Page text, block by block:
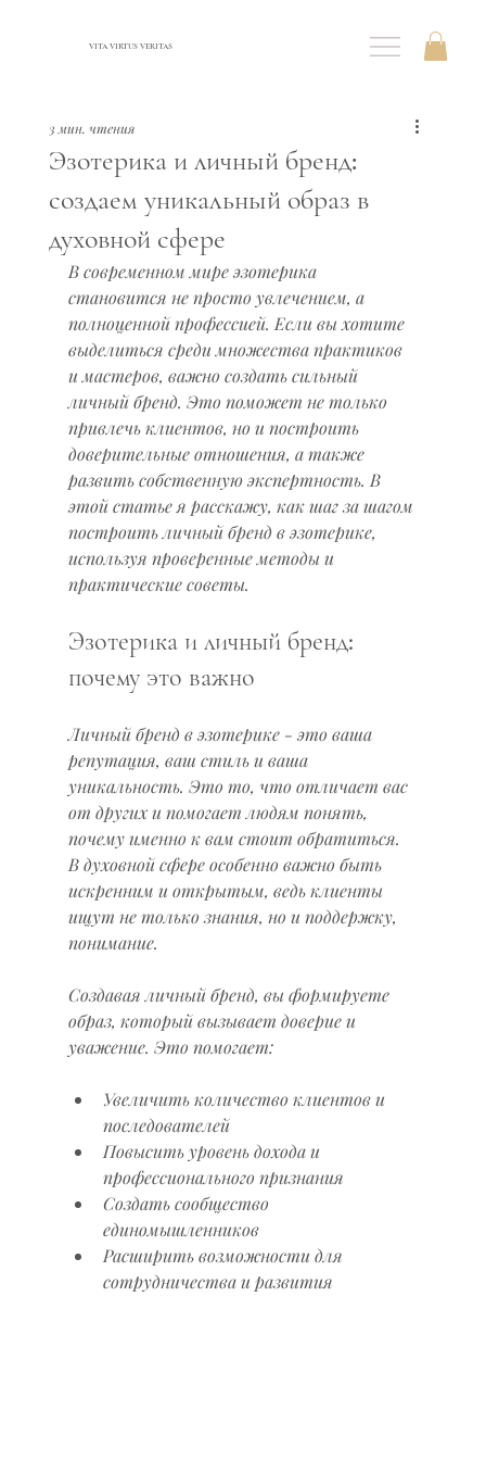
VITA VIRTUS VERITAS
Эзотерика и личный бренд:
создаем уникальный образ в
духовной сфере
3 мин. чтения
В современном мире эзотерика
становится не просто увлечением, а
полноценной профессией. Если вы хотите
выделиться среди множества практиков
и мастеров, важно создать сильный
личный бренд. Это поможет не только
привлечь клиентов, но и построить
доверительные отношения, а также
развить собственную экспертность. В
этой статье я расскажу, как шаг за шагом
построить личный бренд в эзотерике,
используя проверенные методы и
практические советы.
Эзотерика и личный бренд:
почему это важно
Личный бренд в эзотерике - это ваша
репутация, ваш стиль и ваша
уникальность. Это то, что отличает вас
от других и помогает людям понять,
почему именно к вам стоит обратиться.
В духовной сфере особенно важно быть
искренним и открытым, ведь клиенты
ищут не только знания, но и поддержку,
понимание.
Создавая личный бренд, вы формируете
образ, который вызывает доверие и
уважение. Это помогает:
Увеличить количество клиентов и
последователей
Повысить уровень дохода и
профессионального признания
Создать сообщество
единомышленников
Расширить возможности для
сотрудничества и развития